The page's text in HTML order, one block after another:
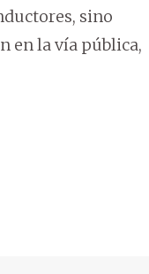
sino
en la vía pública,